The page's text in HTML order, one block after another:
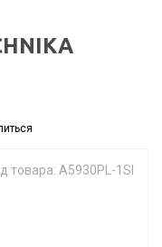
товара: A5930PL-1SI